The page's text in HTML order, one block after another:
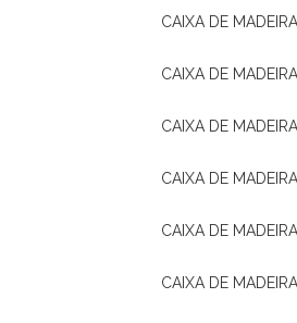
CAIXA DE
CAIXA DE
CAIXA DE
CAIXA DE
CAIXA DE
CAIXA DE